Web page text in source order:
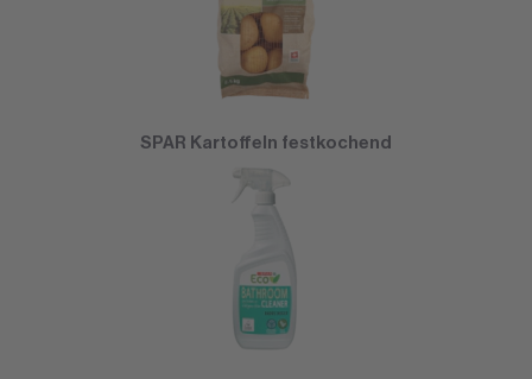
SPAR Kartoffeln festkochend